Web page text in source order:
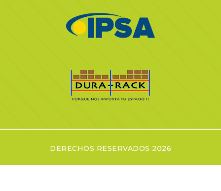
DERECHOS RESERVADOS 2026